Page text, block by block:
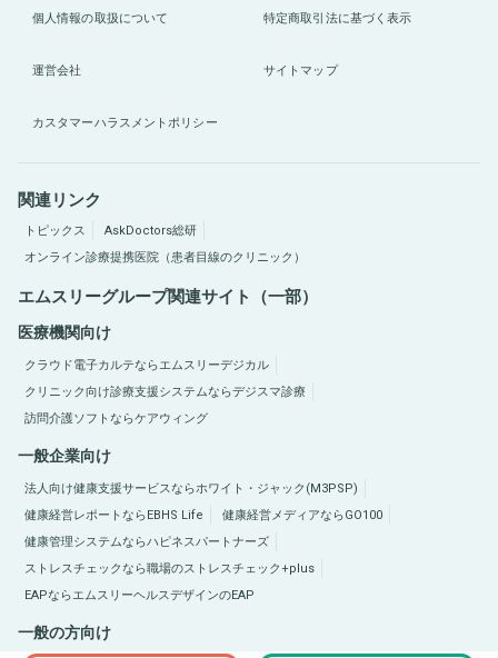
個人情報の取扱について 特定商取引法に基づく表示
運営会社 サイトマップ
カスタマーハラスメントポリシー
関連リンク
トピックス
AskDoctors総研
オンライン診療提携医院（患者目線のクリニック）
エムスリーグループ関連サイト（一部）
医療機関向け
クラウド電子カルテならエムスリーデジカル
クリニック向け診療支援システムならデジスマ診療
訪問介護ソフトならケアウィング
一般企業向け
法人向け健康支援サービスならホワイト・ジャック(M3PSP)
健康経営レポートならEBHS Life
健康経営メディアならGO100
健康管理システムならハピネスパートナーズ
ストレスチェックなら職場のストレスチェック+plus
EAPならエムスリーヘルスデザインのEAP
一般の方向け